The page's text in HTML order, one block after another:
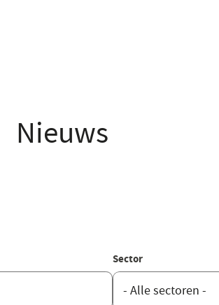
Nieuws
Sector